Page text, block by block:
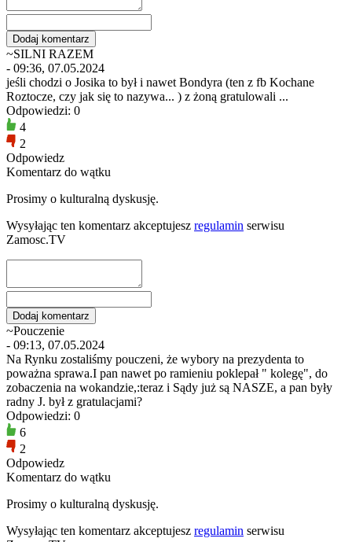
~SILNI RAZEM
- 09:36, 07.05.2024
jeśli chodzi o Josika to był i nawet Bondyra (ten z fb Kochane
Roztocze, czy jak się to nazywa... ) z żoną gratulowali ...
Odpowiedzi: 0
4
2
Odpowiedz
Komentarz do wątku
Prosimy o kulturalną dyskusję.
Wysyłając ten komentarz akceptujesz regulamin serwisu
Zamosc.TV
~Pouczenie
- 09:13, 07.05.2024
Na Rynku zostaliśmy pouczeni, że wybory na prezydenta to
poważna sprawa.I pan nawet po ramieniu poklepał " kolegę", do
zobaczenia na wokandzie,:teraz i Sądy już są NASZE, a pan były
radny J. był z gratulacjami?
Odpowiedzi: 0
6
2
Odpowiedz
Komentarz do wątku
Prosimy o kulturalną dyskusję.
Wysyłając ten komentarz akceptujesz regulamin serwisu